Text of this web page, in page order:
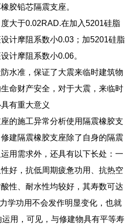
胶铅芯隔震支座。
大于0.02RAD.在加入5201硅脂
计摩阻系数小0.03；加5201硅脂
计摩阻系数小0.06。
水准，保证了大震来临时建筑物
命财产安全，对于大震，来临时
有重大意义
的施工异常分析使用隔震橡胶支
建隔震橡胶支座除了自身的隔震
用需求外，还具有以下长处：一
好，抗低周期疲惫功用、抗热空
性、耐水性均较好，其寿数可达
学功用不会发作明显变化，也就
用，可见，与修建物具有平等寿